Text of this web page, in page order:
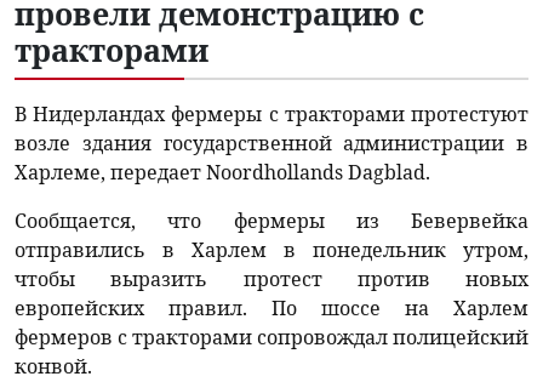
провели демонстрацию с
тракторами
В Нидерландах фермеры с тракторами протестуют
возле здания государственной администрации в
Харлеме, передает Noordhollands Dagblad.
Сообщается, что фермеры из Бевервейка
отправились в Харлем в понедельник утром,
чтобы выразить протест против новых
европейских правил. По шоссе на Харлем
фермеров с тракторами сопровождал полицейский
конвой.